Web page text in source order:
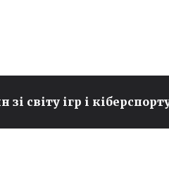
світу ігр іОЧІЛЬНИК